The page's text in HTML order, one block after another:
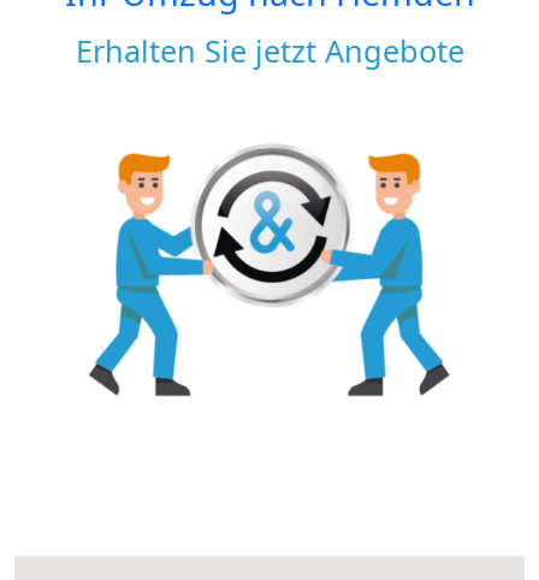
Erhalten Sie jetzt Angebote